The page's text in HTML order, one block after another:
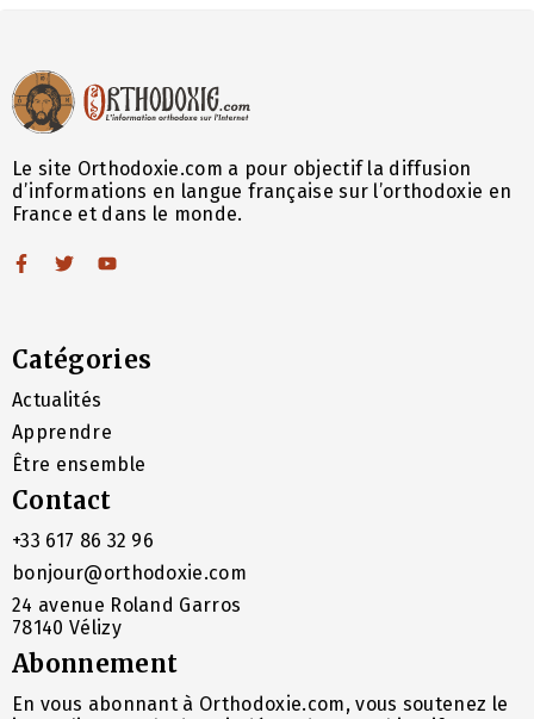
Le site Orthodoxie.com a pour objectif la diffusion
d’informations en langue française sur l’orthodoxie en
France et dans le monde.
Catégories
Actualités
Apprendre
Être ensemble
Contact
+33 617 86 32 96
bonjour@orthodoxie.com
24 avenue Roland Garros
78140 Vélizy
Abonnement
En vous abonnant à Orthodoxie.com, vous soutenez le